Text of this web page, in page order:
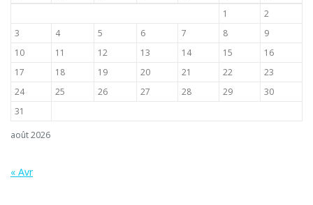
août 2026
1
2
3
4 5 6 7 8
9
10
11 12 13 14 15
16
17
18 19 20 21 22
23
24
25 26 27 28 29
30
31
« Avr